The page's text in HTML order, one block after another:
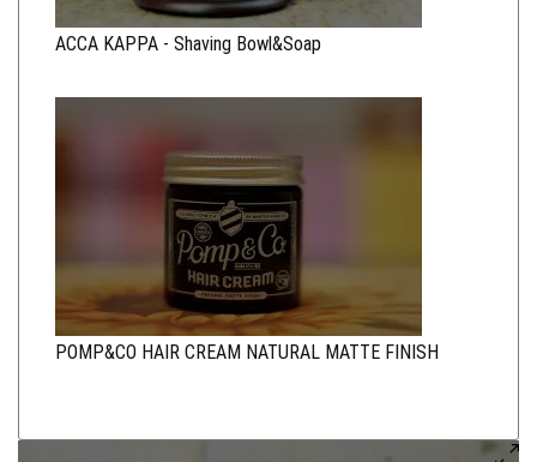
ACCA KAPPA - Shaving Bowl&Soap
POMP&CO HAIR CREAM NATURAL MATTE FINISH